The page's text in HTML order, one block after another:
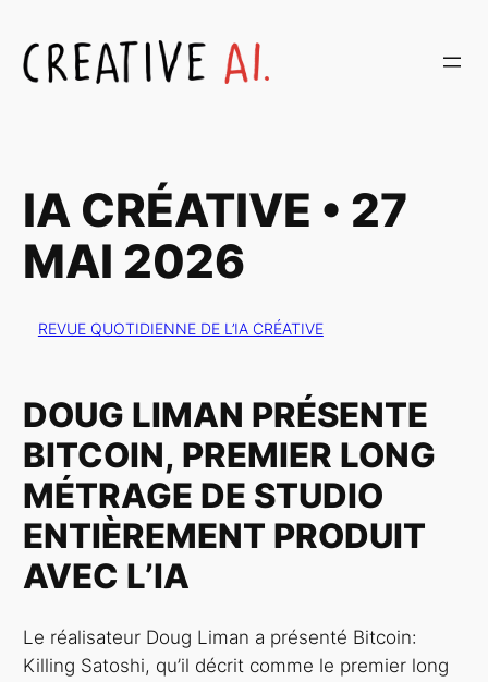
au
contenu
IA CRÉATIVE • 27
MAI 2026
REVUE QUOTIDIENNE DE L’IA CRÉATIVE
DOUG LIMAN PRÉSENTE
BITCOIN, PREMIER LONG
MÉTRAGE DE STUDIO
ENTIÈREMENT PRODUIT
AVEC L’IA
Le réalisateur Doug Liman a présenté Bitcoin:
Killing Satoshi, qu’il décrit comme le premier long